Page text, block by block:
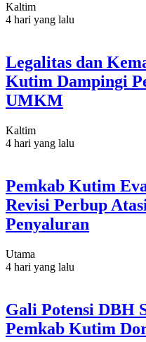
Kaltim
4 hari yang lalu
Legalitas dan
Kutim Dampingi
UMKM
Kaltim
4 hari yang lalu
Pemkab Kutim
Revisi Perbup
Penyaluran
Utama
4 hari yang lalu
Gali Potensi DBH
Pemkab Kutim